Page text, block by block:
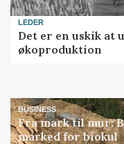
LEDER
Det er en uskik at
økoproduktion
BUSINESS
Fra mark til mur:
marked for biokul